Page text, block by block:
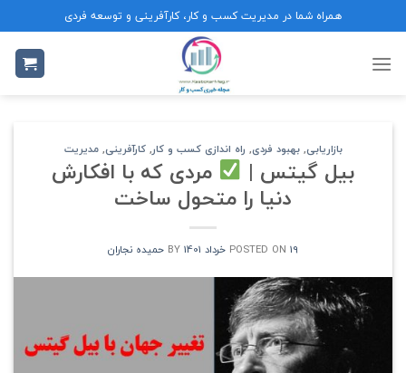
to
content
همراه شما در مدیریت کسب و کار، کارآفرینی و توسعه فردی
بازاریابی,بهبود فردی, راه اندازی کسب و کار,کارآفرینی,مدیریت
بیل گیتس | مردی که با افکارش
دنیا را متحول ساخت
POSTED ON 19 خرداد 1401 حمیده نجاران